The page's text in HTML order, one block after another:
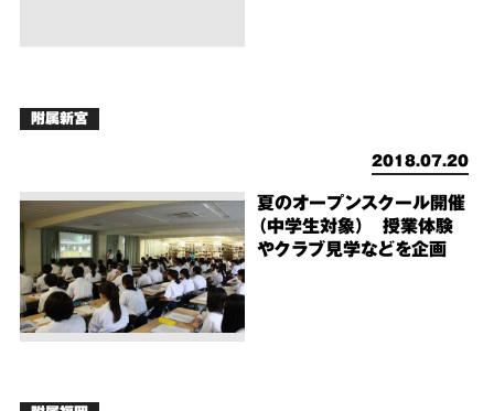
附属新宮
2018.07.20
夏のオープンスクール開催
（中学生対象） 授業体験
やクラブ見学などを企画